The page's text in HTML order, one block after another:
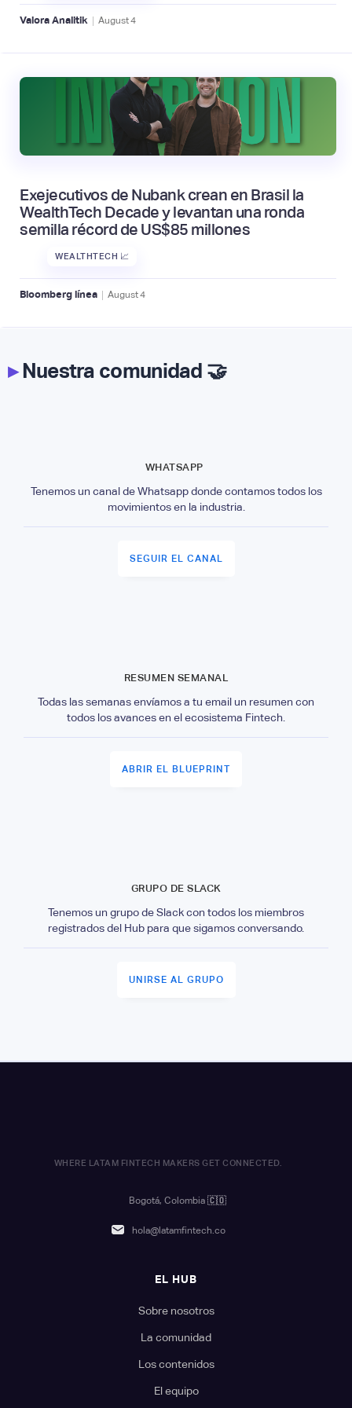
Valora Analitik | August4
Exejecutivos de Nubank crean en Brasil la
WealthTech Decade y levantan una ronda
semilla récord de US$85 millones
WEALTHTECH 📈
Bloomberg línea | August4
▸Nuestra comunidad 🤝
WHATSAPP
Tenemos un canal de Whatsapp donde contamos todos los
movimientos en la industria.
SEGUIR EL CANAL
RESUMEN SEMANAL
Todas las semanas envíamos a tu email un resumen con
todos los avances en el ecosistema Fintech.
ABRIR EL BLUEPRINT
GRUPO DE SLACK
Tenemos un grupo de Slack con todos los miembros
registrados del Hub para que sigamos conversando.
UNIRSE AL GRUPO
WHERE LATAM FINTECH MAKERS GET CONNECTED.
Bogotá, Colombia 🇨🇴
hola@latamfintech.co
EL HUB
Sobre nosotros
La comunidad
Los contenidos
El equipo